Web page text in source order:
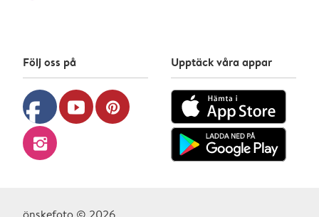
Följ oss på
facebook youtube pinterest
instagram
Upptäck våra appar